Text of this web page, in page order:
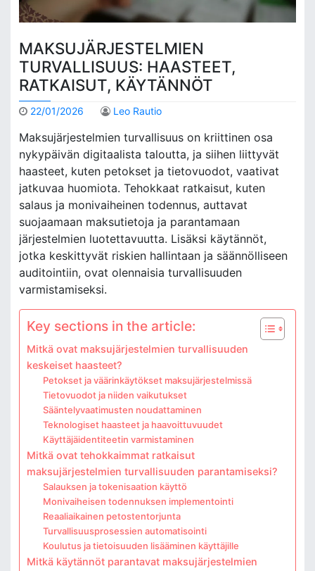
MAKSUJÄRJESTELMIEN
TURVALLISUUS: HAASTEET,
RATKAISUT, KÄYTÄNNÖT
22/01/2026 Leo Rautio
Maksujärjestelmien turvallisuus on kriittinen osa
nykypäivän digitaalista taloutta, ja siihen liittyvät
haasteet, kuten petokset ja tietovuodot, vaativat
jatkuvaa huomiota. Tehokkaat ratkaisut, kuten
salaus ja monivaiheinen todennus, auttavat
suojaamaan maksutietoja ja parantamaan
järjestelmien luotettavuutta. Lisäksi käytännöt,
jotka keskittyvät riskien hallintaan ja säännölliseen
auditointiin, ovat olennaisia turvallisuuden
varmistamiseksi.
Key sections in the article:
Mitkä ovat maksujärjestelmien turvallisuuden
keskeiset haasteet?
Petokset ja väärinkäytökset maksujärjestelmissä
Tietovuodot ja niiden vaikutukset
Sääntelyvaatimusten noudattaminen
Teknologiset haasteet ja haavoittuvuudet
Käyttäjäidentiteetin varmistaminen
Mitkä ovat tehokkaimmat ratkaisut
maksujärjestelmien turvallisuuden parantamiseksi?
Salauksen ja tokenisaation käyttö
Monivaiheisen todennuksen implementointi
Reaaliaikainen petostentorjunta
Turvallisuusprosessien automatisointi
Koulutus ja tietoisuuden lisääminen käyttäjille
Mitkä käytännöt parantavat maksujärjestelmien